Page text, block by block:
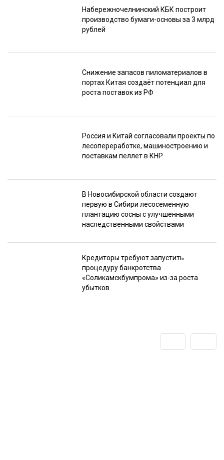
Набережночелнинский КБК построит
производство бумаги-основы за 3 млрд
рублей
Снижение запасов пиломатериалов в
портах Китая создаёт потенциал для
роста поставок из РФ
Россия и Китай согласовали проекты по
лесопереработке, машиностроению и
поставкам пеллет в КНР
В Новосибирской области создают
первую в Сибири лесосеменную
плантацию сосны с улучшенными
наследственными свойствами
Кредиторы требуют запустить
процедуру банкротства
«Соликамскбумпрома» из-за роста
убытков